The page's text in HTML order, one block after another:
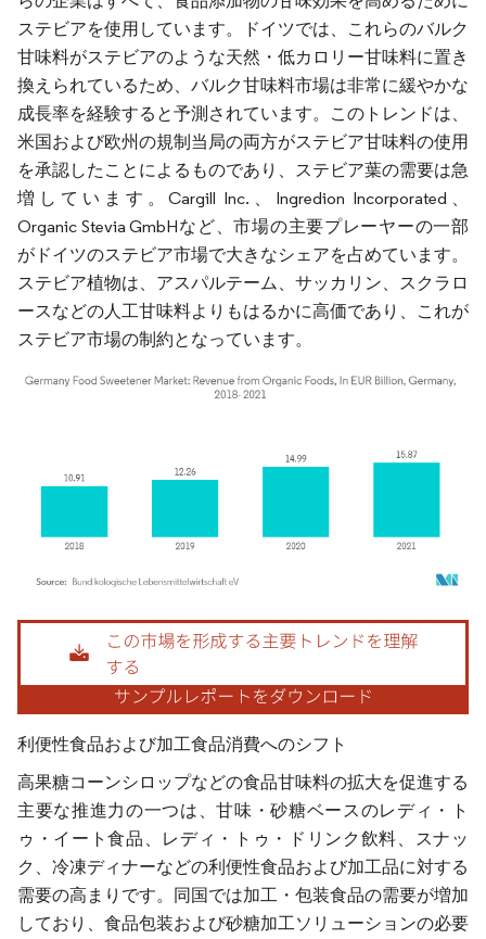
ステビアを使用しています。ドイツでは、これらのバルク
甘味料がステビアのような天然・低カロリー甘味料に置き
換えられているため、バルク甘味料市場は非常に緩やかな
成長率を経験すると予測されています。このトレンドは、
米国および欧州の規制当局の両方がステビア甘味料の使用
を承認したことによるものであり、ステビア葉の需要は急
増しています。Cargill Inc.、Ingredion Incorporated、
Organic Stevia GmbHなど、市場の主要プレーヤーの一部
がドイツのステビア市場で大きなシェアを占めています。
ステビア植物は、アスパルテーム、サッカリン、スクラロ
ースなどの人工甘味料よりもはるかに高価であり、これが
ステビア市場の制約となっています。
画像 © Mordor Intelligence。再利用にはCC BY 4.0の表示が必要です。
利便性食品および加工食品消費へのシフト
高果糖コーンシロップなどの食品甘味料の拡大を促進する
主要な推進力の一つは、甘味・砂糖ベースのレディ・ト
ゥ・イート食品、レディ・トゥ・ドリンク飲料、スナッ
ク、冷凍ディナーなどの利便性食品および加工品に対する
需要の高まりです。同国では加工・包装食品の需要が増加
しており、食品包装および砂糖加工ソリューションの必要